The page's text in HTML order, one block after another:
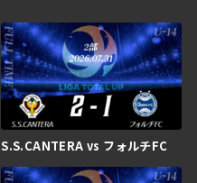
S.S.CANTERA vs フォルチFC